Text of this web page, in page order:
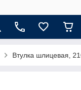
Втулка шлицевая,